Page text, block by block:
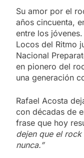
Su amor por el
años cincuenta,
entre los
Locos del Ritmo
Nacional
en pionero del
una generación
Rafael Acosta
con décadas de
frase que hoy
dejen que el
nunca.”